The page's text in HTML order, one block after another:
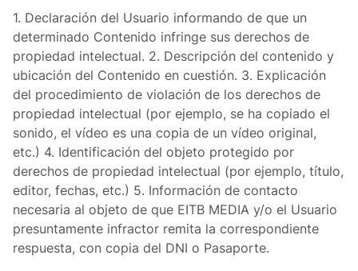
1. Declaración del Usuario informando de que un
determinado Contenido infringe sus derechos de
propiedad intelectual. 2. Descripción del contenido y
ubicación del Contenido en cuestión. 3. Explicación
del procedimiento de violación de los derechos de
propiedad intelectual (por ejemplo, se ha copiado el
sonido, el vídeo es una copia de un vídeo original,
etc.) 4. Identificación del objeto protegido por
derechos de propiedad intelectual (por ejemplo, título,
editor, fechas, etc.) 5. Información de contacto
necesaria al objeto de que EITB MEDIA y/o el Usuario
presuntamente infractor remita la correspondiente
respuesta, con copia del DNI o Pasaporte.